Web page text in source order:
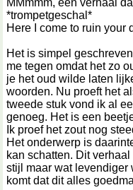
MMmmm, een verhaal
*trompetgeschal*
Here I come to ruin your
Het is simpel
me tegen omdat het zo
je het oud wilde laten
woorden. Nu proeft het
tweede stuk vond ik al
genoeg. Het is een
Ik proef het zout nog
Het onderwerp is
kan schatten. Dit
stijl maar wat levendiger
komt dat dit alles